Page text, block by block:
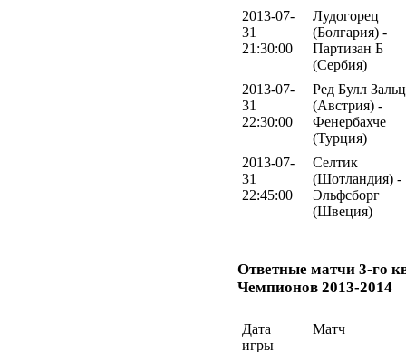
2013-07-
31
21:30:00
Лудогорец
(Болгария) -
Партизан Б
(Сербия)
2013-07-
31
22:30:00
Ред Булл
(Австрия) -
Фенербахче
(Турция)
2013-07-
31
22:45:00
Селтик
(Шотландия) -
Эльфсборг
(Швеция)
Ответные матчи 3-го
Чемпионов 2013-2014
Дата
игры
Матч